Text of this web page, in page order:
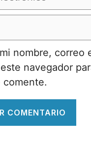
nombre, correo
navegador
comente.